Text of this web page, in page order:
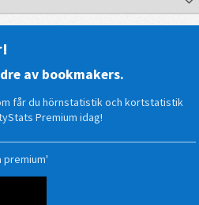
av bookmakers.
får du hörnstatistik och kortstatistik
Premium idag!
premium'